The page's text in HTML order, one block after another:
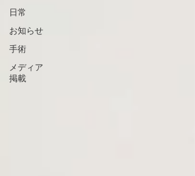
日常
お知らせ
手術
メディア
掲載